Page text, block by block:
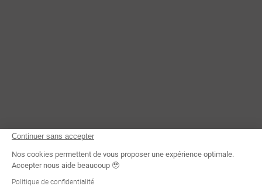
Continuer sans accepter
Nos cookies permettent de vous proposer une expérience optimale.
Accepter nous aide beaucoup 🥹
Politique de confidentialité